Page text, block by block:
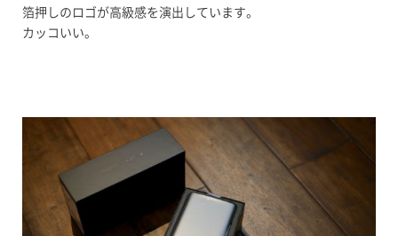
箔押しのロゴが高級感を演出しています。
カッコいい。